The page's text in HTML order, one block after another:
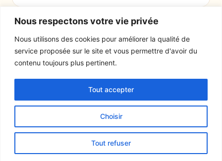
Nous respectons votre vie privée
Nous utilisons des cookies pour améliorer la qualité de
service proposée sur le site et vous permettre d'avoir du
contenu toujours plus pertinent.
Choisir
Tout refuser
Tout accepterActualités
Mentions légales
© 2026 Tout un fromage